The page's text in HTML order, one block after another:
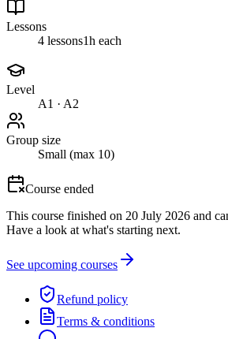
Lessons
4 lessons1h each
Level
A1 · A2
Group size
Small (max 10)
Course ended
This course finished on 20 July 2026 and
Have a look at what's starting next.
See upcoming courses
Refund policy
Terms & conditions